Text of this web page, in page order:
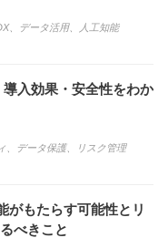
、 データ活用、
人工知能
入効果・安全性をわか
データ保護、
リスク管理
がもたらす可能性とリ
べきこと